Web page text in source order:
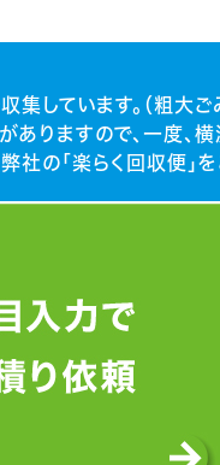
しています。（粗大ご
りますので、一度、
の「楽らく回収便」を